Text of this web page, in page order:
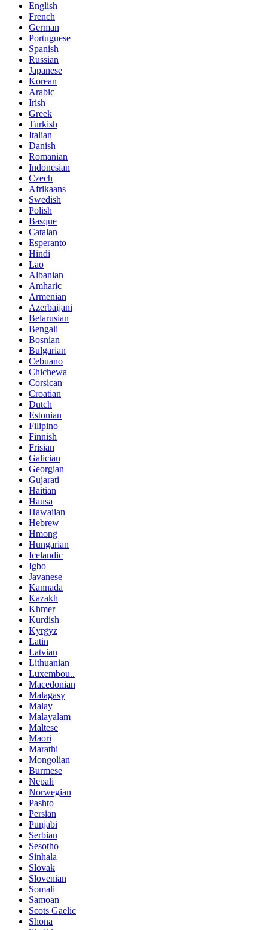
English
French
German
Portuguese
Spanish
Russian
Japanese
Korean
Arabic
Irish
Greek
Turkish
Italian
Danish
Romanian
Indonesian
Czech
Afrikaans
Swedish
Polish
Basque
Catalan
Esperanto
Hindi
Lao
Albanian
Amharic
Armenian
Azerbaijani
Belarusian
Bengali
Bosnian
Bulgarian
Cebuano
Chichewa
Corsican
Croatian
Dutch
Estonian
Filipino
Finnish
Frisian
Galician
Georgian
Gujarati
Haitian
Hausa
Hawaiian
Hebrew
Hmong
Hungarian
Icelandic
Igbo
Javanese
Kannada
Kazakh
Khmer
Kurdish
Kyrgyz
Latin
Latvian
Lithuanian
Luxembou..
Macedonian
Malagasy
Malay
Malayalam
Maltese
Maori
Marathi
Mongolian
Burmese
Nepali
Norwegian
Pashto
Persian
Punjabi
Serbian
Sesotho
Sinhala
Slovak
Slovenian
Somali
Samoan
Scots Gaelic
Shona